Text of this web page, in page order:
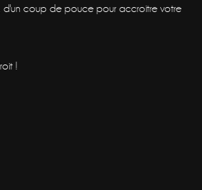
d'un coup de pouce pour accroitre votre
!